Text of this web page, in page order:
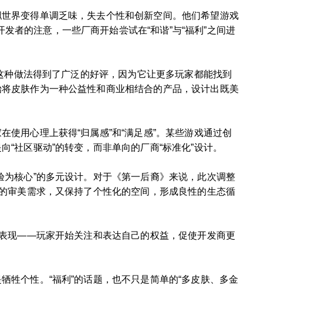
界变得单调乏味，失去个性和创新空间。他们希望游戏
者的注意，一些厂商开始尝试在“和谐”与“福利”之间进
种做法得到了广泛的好评，因为它让更多玩家都能找到
皮肤作为一种公益性和商业相结合的产品，设计出既美
用心理上获得“归属感”和“满足感”。某些游戏通过创
社区驱动”的转变，而非单向的厂商“标准化”设计。
核心”的多元设计。对于《第一后裔》来说，此次调整
审美需求，又保持了个性化的空间，形成良性的生态循
现——玩家开始关注和表达自己的权益，促使开发商更
牲个性。“福利”的话题，也不只是简单的“多皮肤、多金